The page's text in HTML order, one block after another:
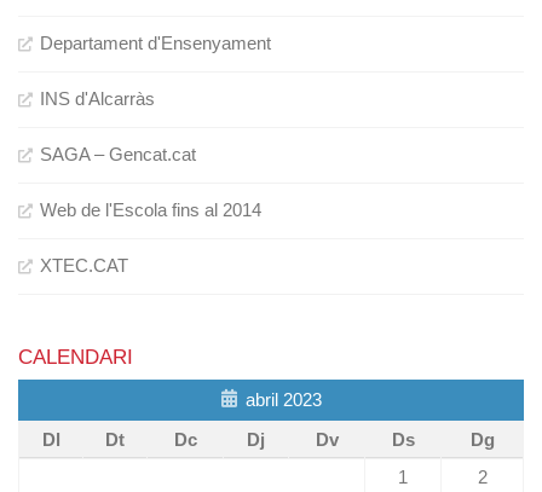
Departament d'Ensenyament
INS d'Alcarràs
SAGA – Gencat.cat
Web de l'Escola fins al 2014
XTEC.CAT
CALENDARI
abril 2023
Dl
Dt Dc Dj Dv Ds
Dg
1
2